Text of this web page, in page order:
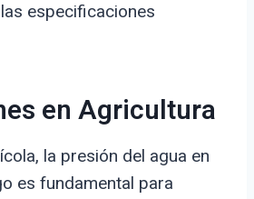
especificaciones
en Agricultura
la presión del agua en
es fundamental para